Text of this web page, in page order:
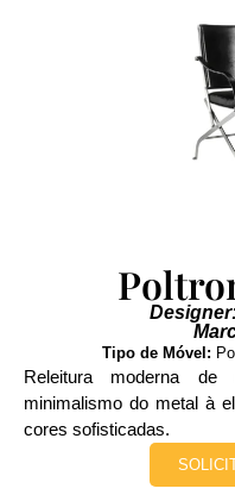
Tipo de Móvel:
Releitura moderna
minimalismo do metal à
cores sofisticadas.